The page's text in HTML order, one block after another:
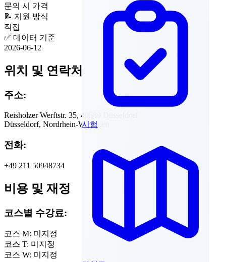
시험
문의 시 가격
📝 지원 방식
직접
✅ 데이터 기준
2026-06-12
위치 및 연락처
주소:
Reisholzer Werftstr. 35, 40589 Düsseldorf
Düsseldorf, Nordrhein-Westfalen
전화:
+49 211 50948734
비용 및 재정
코스별 수강료:
코스 M: 미지정
코스 T: 미지정
코스 W: 미지정